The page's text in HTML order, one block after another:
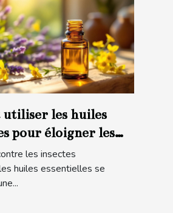
utiliser les huiles
pour éloigner les
la maison ?
les insectes
huiles essentielles se